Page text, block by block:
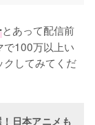
とあって配信前
で100万以上い
クしてみてくだ
日本アニメも